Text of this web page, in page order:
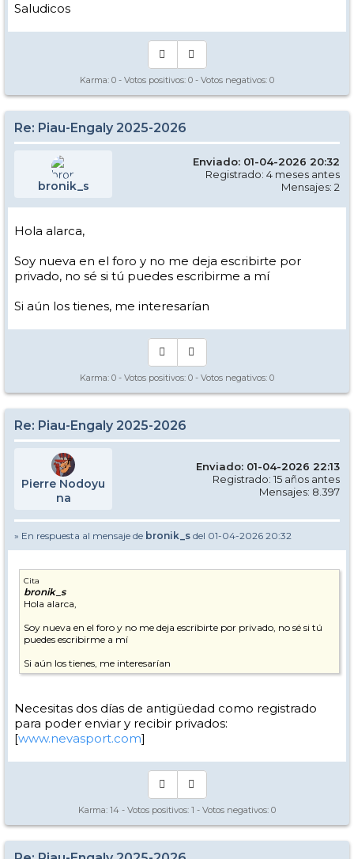
Saludicos
Karma: 0 - Votos positivos: 0 - Votos negativos: 0
Re: Piau-Engaly 2025-2026
bronik_s
Enviado: 01-04-2026 20:32
Registrado: 4 meses antes
Mensajes: 2
Hola alarca,
Soy nueva en el foro y no me deja escribirte por
privado, no sé si tú puedes escribirme a mí
Si aún los tienes, me interesarían
Karma: 0 - Votos positivos: 0 - Votos negativos: 0
Re: Piau-Engaly 2025-2026
Pierre Nodoyu
na
Enviado: 01-04-2026 22:13
Registrado: 15 años antes
Mensajes: 8.397
» En respuesta al mensaje de bronik_s del 01-04-2026 20:32
Cita
bronik_s
Hola alarca,
Soy nueva en el foro y no me deja escribirte por privado, no sé si tú
puedes escribirme a mí
Si aún los tienes, me interesarían
Necesitas dos días de antigüedad como registrado
para poder enviar y recibir privados:
[www.nevasport.com]
Karma: 14 - Votos positivos: 1 - Votos negativos: 0